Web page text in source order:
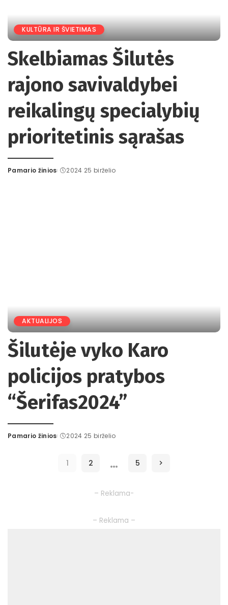
KULTŪRA IR ŠVIETIMAS
Skelbiamas Šilutės
rajono savivaldybei
reikalingų specialybių
prioritetinis sąrašas
Posted
Pamario žinios 2024 25 birželio
AKTUALIJOS
Šilutėje vyko Karo
policijos pratybos
“Šerifas2024”
Posted
Pamario žinios 2024 25 birželio
1 2 … 5
– Reklama-
– Reklama –